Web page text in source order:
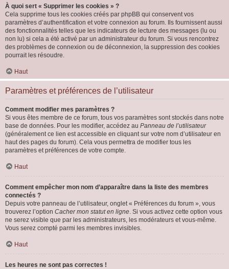
À quoi sert « Supprimer les cookies » ?
Cela supprime tous les cookies créés par phpBB qui conservent vos
paramètres d’authentification et votre connexion au forum. Ils fournissent aussi
des fonctionnalités telles que les indicateurs de lecture des messages (lu ou
non lu) si cela a été activé par un administrateur du forum. Si vous rencontrez
des problèmes de connexion ou de déconnexion, la suppression des cookies
pourrait les résoudre.
Haut
Paramètres et préférences de l’utilisateur
Comment modifier mes paramètres ?
Si vous êtes membre de ce forum, tous vos paramètres sont stockés dans notre
base de données. Pour les modifier, accédez au Panneau de l’utilisateur
(généralement ce lien est accessible en cliquant sur votre nom d’utilisateur en
haut des pages du forum). Cela vous permettra de modifier tous les
paramètres et préférences de votre compte.
Haut
Comment empêcher mon nom d’apparaître dans la liste des membres
connectés ?
Depuis votre panneau de l’utilisateur, onglet « Préférences du forum », vous
trouverez l’option Cacher mon statut en ligne. Si vous activez cette option vous
ne serez visible que par les administrateurs, les modérateurs et vous-même.
Vous serez compté parmi les membres invisibles.
Haut
Les heures ne sont pas correctes !